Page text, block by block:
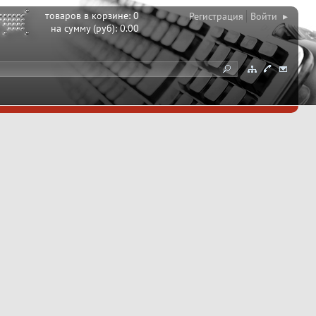
товаров в корзине:0
на сумму (руб):0.00
Регистрация Войти ▸